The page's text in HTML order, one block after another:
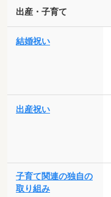
出産・子育て
結婚祝い
出産祝い
子育て関連の独自の
取り組み